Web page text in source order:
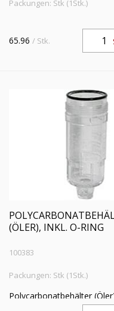
Packungen: Stk (1Stk.)
65.96 / Stk.
(ÖLER), INKL. O-RING
100383
Packungen: Stk (1Stk.)
Polycarbonatbehälter